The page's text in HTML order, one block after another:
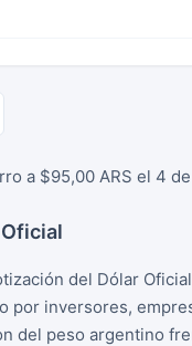
a $95,00 ARS el 4
del Dólar
por inversores,
del peso argentino